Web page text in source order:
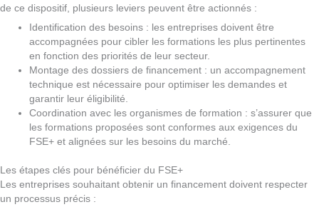
de ce dispositif, plusieurs leviers peuvent être actionnés :
Identification des besoins : les entreprises doivent être
accompagnées pour cibler les formations les plus pertinentes
en fonction des priorités de leur secteur.
Montage des dossiers de financement : un accompagnement
technique est nécessaire pour optimiser les demandes et
garantir leur éligibilité.
Coordination avec les organismes de formation : s’assurer que
les formations proposées sont conformes aux exigences du
FSE+ et alignées sur les besoins du marché.
Les étapes clés pour bénéficier du FSE+
Les entreprises souhaitant obtenir un financement doivent respecter
un processus précis :